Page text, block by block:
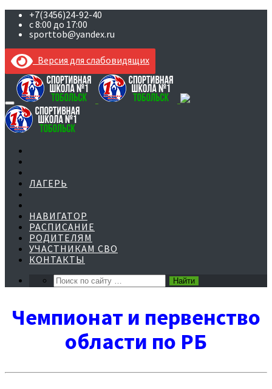
+7(3456)24-92-40
с 8:00 до 17:00
sporttob@yandex.ru
Версия для слабовидящих
Skip
content
ЛАГЕРЬ
НАВИГАТОР
РАСПИСАНИЕ
РОДИТЕЛЯМ
УЧАСТНИКАМ СВО
КОНТАКТЫ
Чемпионат и первенство
области по РБ